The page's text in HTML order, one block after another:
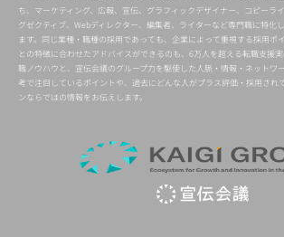
ち、マーケティング、広報、宣伝、グラフィックデザイナー、コピーラ
グゼクティブ、Webディレクター、編集者、ライターなど専門職に特化
ます。同じ業種・職種の採用であっても、企業によって重視する採用ポ
との特徴に合わせたアドバイスができるのも、6万人を超える転職支援
職ノウハウと、宣伝会議のグループ力を駆使した人脈・情報・ネットワ
考で注目しているポイントや、過去にどんな人がプラス評価・採用され
ンならではの情報をお伝えします。